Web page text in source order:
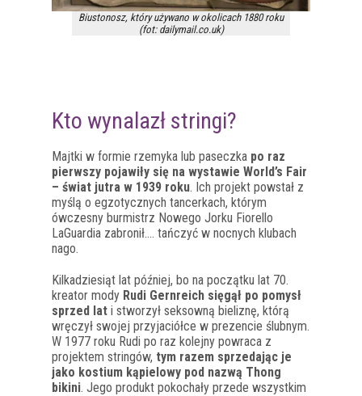
Biustonosz, który używano w okolicach 1880 roku
(fot: dailymail.co.uk)
Kto wynalazł stringi?
Majtki w formie rzemyka lub paseczka po raz
pierwszy pojawiły się na wystawie World’s Fair
– świat jutra w 1939 roku. Ich projekt powstał z
myślą o egzotycznych tancerkach, którym
ówczesny burmistrz Nowego Jorku Fiorello
LaGuardia zabronił…. tańczyć w nocnych klubach
nago.
Kilkadziesiąt lat później, bo na początku lat 70.
kreator mody Rudi Gernreich sięgął po pomysł
sprzed lat i stworzył seksowną bieliznę, którą
wręczył swojej przyjaciółce w prezencie ślubnym.
W 1977 roku Rudi po raz kolejny powraca z
projektem stringów, tym razem sprzedając je
jako kostium kąpielowy pod nazwą Thong
bikini. Jego produkt pokochały przede wszystkim